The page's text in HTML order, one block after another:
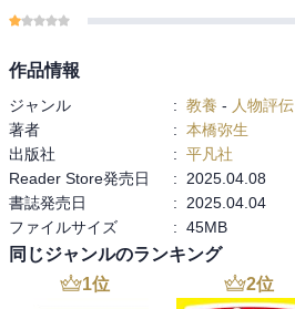
作品情報
ジャンル : 教養 - 人物評伝
著者
: 本橋弥生
出版社
: 平凡社
Reader Store発売日
:
2025.04.08
書誌発売日
:
2025.04.04
ファイルサイズ
: 45MB
同じジャンルのランキング
1位 2位